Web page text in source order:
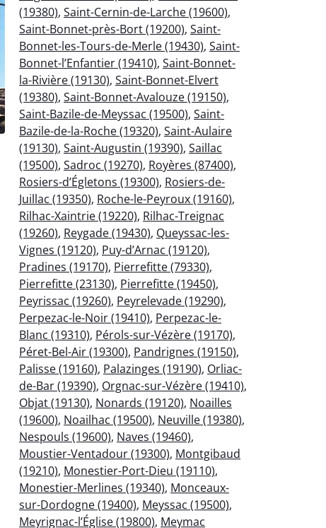
(19380), Saint-Cernin-de-Larche (19600),
Saint-Bonnet-près-Bort (19200), Saint-
Bonnet-les-Tours-de-Merle (19430), Saint-
Bonnet-l’Enfantier (19410), Saint-Bonnet-
la-Rivière (19130), Saint-Bonnet-Elvert
(19380), Saint-Bonnet-Avalouze (19150),
Saint-Bazile-de-Meyssac (19500), Saint-
Bazile-de-la-Roche (19320), Saint-Aulaire
(19130), Saint-Augustin (19390), Saillac
(19500), Sadroc (19270), Royères (87400),
Rosiers-d’Égletons (19300), Rosiers-de-
Juillac (19350), Roche-le-Peyroux (19160),
Rilhac-Xaintrie (19220), Rilhac-Treignac
(19260), Reygade (19430), Queyssac-les-
Vignes (19120), Puy-d’Arnac (19120),
Pradines (19170), Pierrefitte (79330),
Pierrefitte (23130), Pierrefitte (19450),
Peyrissac (19260), Peyrelevade (19290),
Perpezac-le-Noir (19410), Perpezac-le-
Blanc (19310), Pérols-sur-Vézère (19170),
Péret-Bel-Air (19300), Pandrignes (19150),
Palisse (19160), Palazinges (19190), Orliac-
de-Bar (19390), Orgnac-sur-Vézère (19410),
Objat (19130), Nonards (19120), Noailles
(19600), Noailhac (19500), Neuville (19380),
Nespouls (19600), Naves (19460),
Moustier-Ventadour (19300), Montgibaud
(19210), Monestier-Port-Dieu (19110),
Monestier-Merlines (19340), Monceaux-
sur-Dordogne (19400), Meyssac (19500),
Meyrignac-l’Église (19800), Meymac